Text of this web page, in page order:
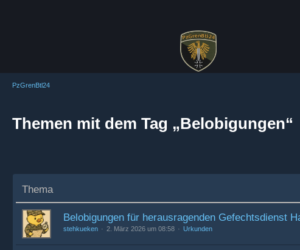
PzGrenBtl24
Themen mit dem Tag „Belobigungen“
Thema
Belobigungen für herausragenden Gefechtsdienst
stehkueken 2. März 2026 um 08:58 Urkunden